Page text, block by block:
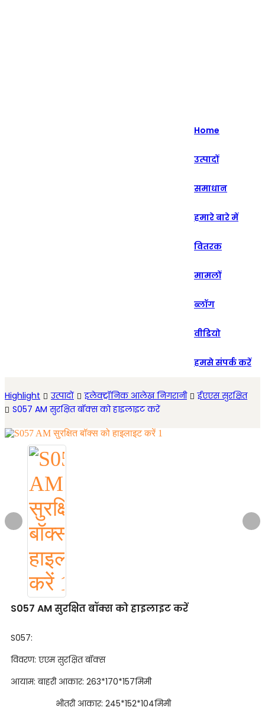
русский
Home
उत्पादों
समाधान
हमारे बारे में
वितरक
मामलों
ब्लॉग
वीडियो
हमसे संपर्क करें
Highlight उत्पादों इलेक्ट्रॉनिक आलेख निगरानी
ईएएस सुरक्षित
S057 AM सुरक्षित बॉक्स को हाइलाइट करें
S057 AM सुरक्षित बॉक्स को हाइलाइट करें
S057:
विवरण: एएम सुरक्षित बॉक्स
आयाम: बाहरी आकार: 263*170*157मिमी
भीतरी आकार: 245*152*104मिमी